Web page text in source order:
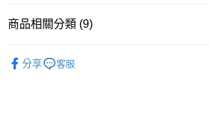
3.實際核准額度、可分期數及費用金額請依後續交易
4.訂單成立30分鐘內，如未前往確認交易或遇審核
【繳款方式說明】
便利好安心！
１．簡單：不需註冊會員、不需綁卡、不需儲值。
３．安心：先確認商品／服務後，再付款。
運送方式
每筆NT$80，滿NT$2,500(含以上)免運費
商品相關分類 (9)
分享 客服